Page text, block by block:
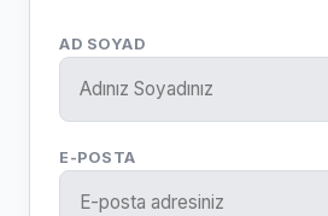
AD SOYAD
E-POSTA